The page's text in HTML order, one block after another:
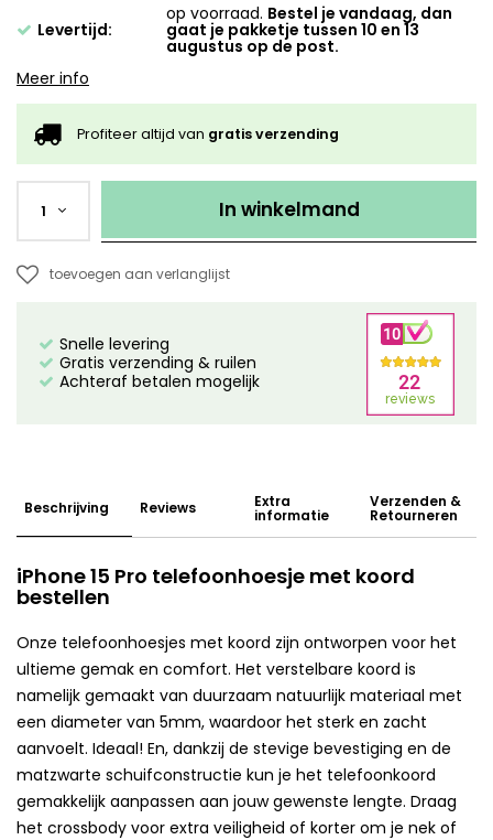
Levertijd:
op voorraad. Bestel je vandaag, dan
gaat je pakketje tussen 10 en 13
augustus op de post.
Meer info
Profiteer altijd van gratis verzending
1 In winkelmand
toevoegen aan verlanglijst
Snelle levering
Gratis verzending & ruilen
Achteraf betalen mogelijk
Beschrijving Reviews Extra
informatie
Verzenden &
Retourneren
iPhone 15 Pro telefoonhoesje met koord
bestellen
Onze telefoonhoesjes met koord zijn ontworpen voor het
ultieme gemak en comfort. Het verstelbare koord is
namelijk gemaakt van duurzaam natuurlijk materiaal met
een diameter van 5mm, waardoor het sterk en zacht
aanvoelt. Ideaal! En, dankzij de stevige bevestiging en de
matzwarte schuifconstructie kun je het telefoonkoord
gemakkelijk aanpassen aan jouw gewenste lengte. Draag
het crossbody voor extra veiligheid of korter om je nek of